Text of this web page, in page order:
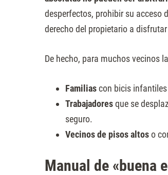
desperfectos, prohibir su acceso
derecho del propietario a
De hecho, para muchos vecinos
Familiascon bicis
Trabajadoresque se
seguro.
Vecinos de pisos altoso
Manual de «buena